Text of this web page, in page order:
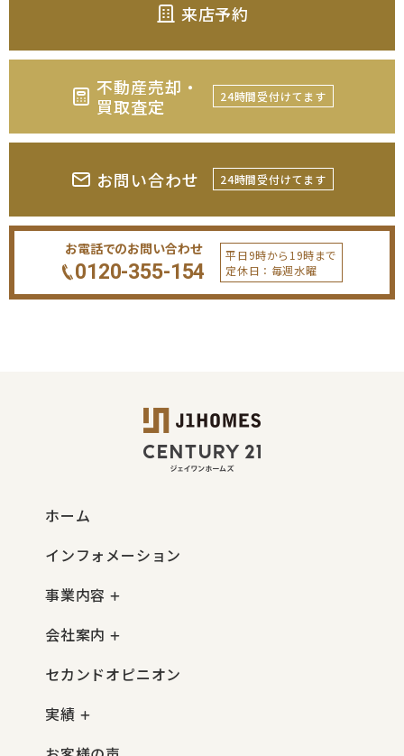
来店予約
不動産売却・
買取査定
24時間受付けてます
お問い合わせ 24時間受付けてます
お電話でのお問い合わせ
0120-355-154
平日9時から19時まで
定休日：毎週水曜
ホーム
インフォメーション
事業内容
会社案内
セカンドオピニオン
実績